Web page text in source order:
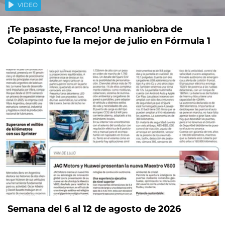
VIDEO
¡Te pasaste, Franco! Una maniobra de
Colapinto fue la mejor de julio en Fórmula 1
Semana del 6 al 12 de agosto de 2026